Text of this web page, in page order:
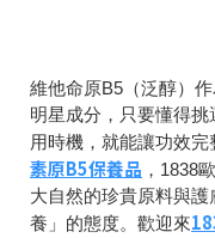
維他命原B5（泛醇）
明星成分，只要懂得
用時機，就能讓功效
素原B5保養品 ，1838
大自然的珍貴原料與
養」的態度。歡迎來